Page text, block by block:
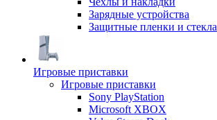
Зарядные устройства
Защитные пленки и стекла
Игровые приставки
Игровые приставки
Sony PlayStation
Microsoft XBOX